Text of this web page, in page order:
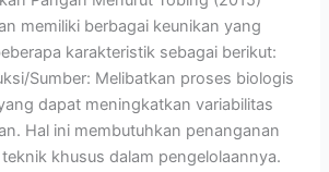
memiliki berbagai keunikan yang
karakteristik sebagai berikut:
Sumber: Melibatkan proses biologis
dapat meningkatkan variabilitas
Hal ini membutuhkan penanganan
khusus dalam pengelolaannya.